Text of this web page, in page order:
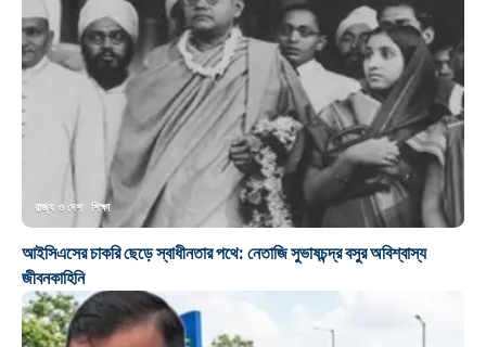
রাজ্য ও দেশ শিক্ষা
আইসিএসের চাকরি ছেড়ে স্বাধীনতার পথে: নেতাজি সুভাষচন্দ্র বসুর অবিশ্বাস্য
জীবনকাহিনি